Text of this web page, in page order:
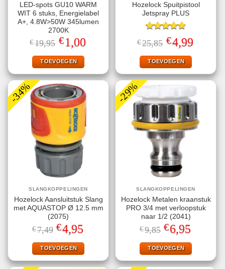
LED-spots GU10 WARM
WIT 6 stuks, Energielabel
A+, 4.8W>50W 345lumen
2700K
€19,95 Oorspronkelijke
prijs
was:
€19,95.
€1,00Huidige
prijs
TOEVOEGEN
Hozelock Spuitpistool
Jetspray PLUS
Gewaardeerd
4.78uit 5
€25,85 Oorspronkelijke
prijs
was:
€25,85.
€4,99Huidige
prijs
TOEVOEGEN
-34%
SLANGKOPPELINGEN
Hozelock Aansluitstuk Slang
met AQUASTOP Ø 12.5 mm
(2075)
€7,49 Oorspronkelijke
prijs
was:
€7,49.
€4,95
is:
€4,95.
TOEVOEGEN
-29%
SLANGKOPPELINGEN
Hozelock Metalen kraanstuk
PRO 3/4 met verloopstuk
naar 1/2 (2041)
€9,85 Oorspronkelijke
prijs
was:
€9,85.
€6,95
is:
€6,95.
TOEVOEGEN